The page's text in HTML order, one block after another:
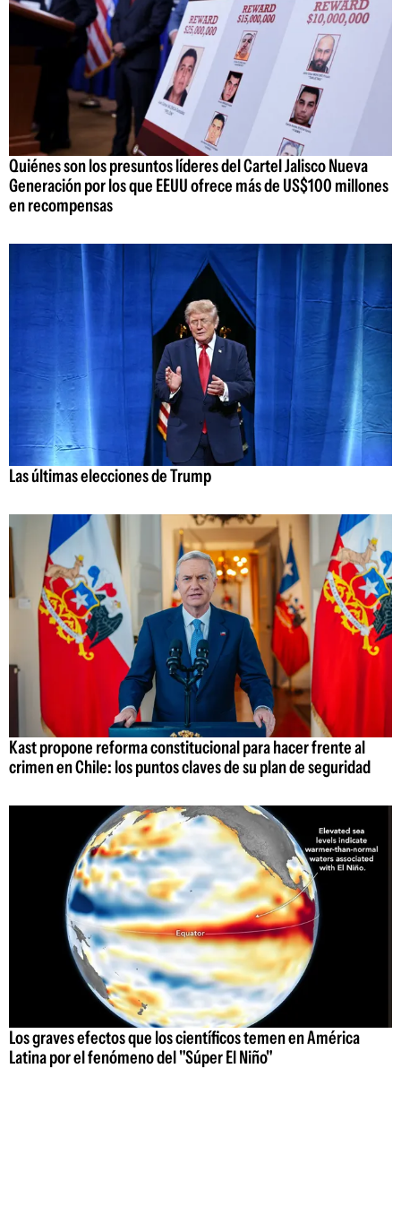
Quiénes son los presuntos líderes del Cartel Jalisco Nueva
Generación por los que EEUU ofrece más de US$100 millones
en recompensas
Las últimas elecciones de Trump
Kast propone reforma constitucional para hacer frente al
crimen en Chile: los puntos claves de su plan de seguridad
Los graves efectos que los científicos temen en América
Latina por el fenómeno del "Súper El Niño"